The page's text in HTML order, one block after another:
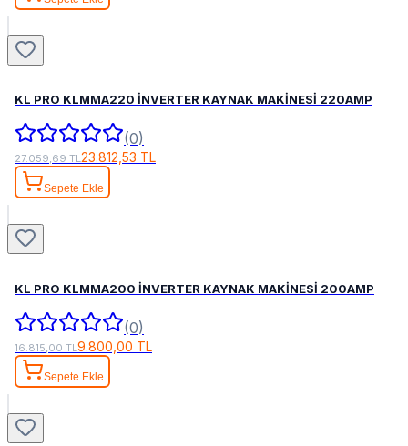
KL PRO KLMMA220 İNVERTER KAYNAK MAKİNESİ 220AMP
(0)
27.059,69 TL23.812,53 TL
Sepete Ekle
KL PRO KLMMA200 İNVERTER KAYNAK MAKİNESİ 200AMP
(0)
16.815,00 TL9.800,00 TL
Sepete Ekle